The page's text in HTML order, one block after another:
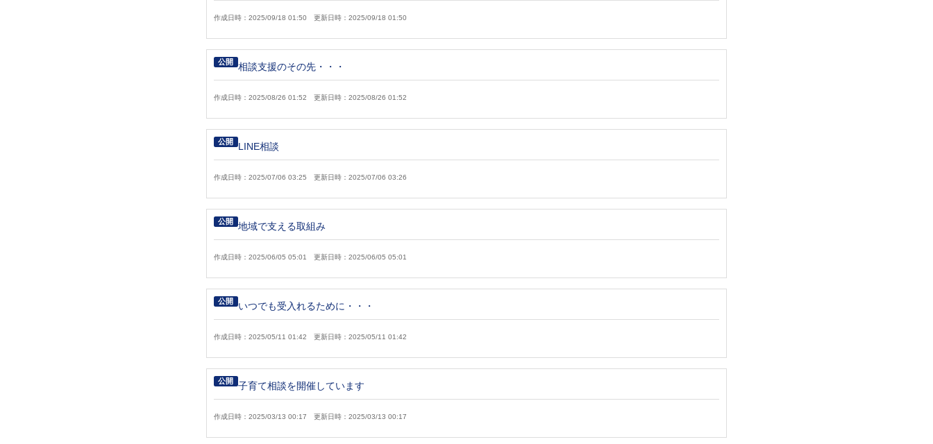
作成日時：2025/09/18 01:50 更新日時：2025/09/18 01:50
公開 相談支援のその先・・・
作成日時：2025/08/26 01:52 更新日時：2025/08/26 01:52
公開 LINE相談
作成日時：2025/07/06 03:25 更新日時：2025/07/06 03:26
公開 地域で支える取組み
作成日時：2025/06/05 05:01 更新日時：2025/06/05 05:01
公開 いつでも受入れるために・・・
作成日時：2025/05/11 01:42 更新日時：2025/05/11 01:42
公開 子育て相談を開催しています
作成日時：2025/03/13 00:17 更新日時：2025/03/13 00:17